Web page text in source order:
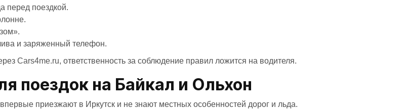
перед поездкой.
и заряженный телефон.
Cars4me.ru, ответственность за соблюдение правил ложится на водителя.
поездок на Байкал и Ольхон
приезжают в Иркутск и не знают местных особенностей дорог и льда.